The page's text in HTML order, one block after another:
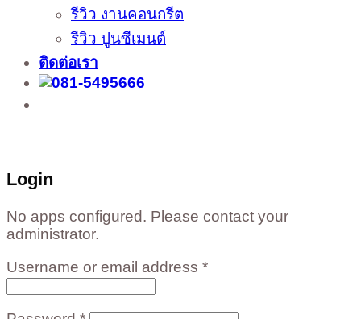
รีวิว งานคอนกรีต
รีวิว ปูนซีเมนต์
ติดต่อเรา
Login
No apps configured. Please contact your
administrator.
Username or email address *